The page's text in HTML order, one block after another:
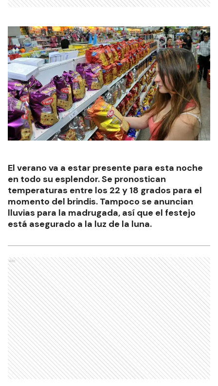
El verano va a estar presente para esta noche
en todo su esplendor. Se pronostican
temperaturas entre los 22 y 18 grados para el
momento del brindis. Tampoco se anuncian
lluvias para la madrugada, así que el festejo
está asegurado a la luz de la luna.
Ads